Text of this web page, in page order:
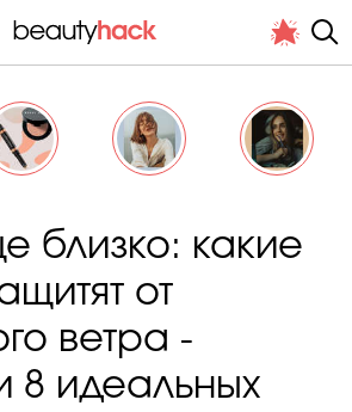
близко: какие
от
ветра -
8 идеальных